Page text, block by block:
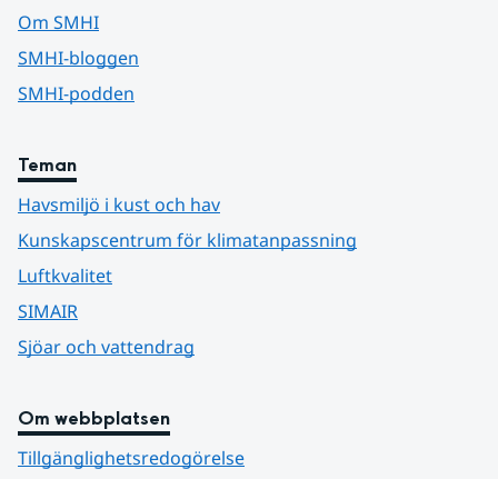
Om SMHI
SMHI-bloggen
SMHI-podden
Teman
Havsmiljö i kust och hav
Kunskapscentrum för klimatanpassning
Luftkvalitet
SIMAIR
Sjöar och vattendrag
Om webbplatsen
Tillgänglighetsredogörelse